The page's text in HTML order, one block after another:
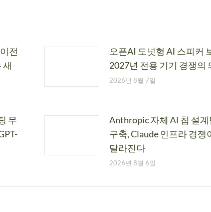
전
새
오픈AI 도넛형 AI 스피커
2027년 전용 기기 경쟁의
2026년 8월 7일
무
Anthropic 자체 AI 칩 설계
구축, Claude 인프라 경쟁
달라진다
2026년 8월 6일